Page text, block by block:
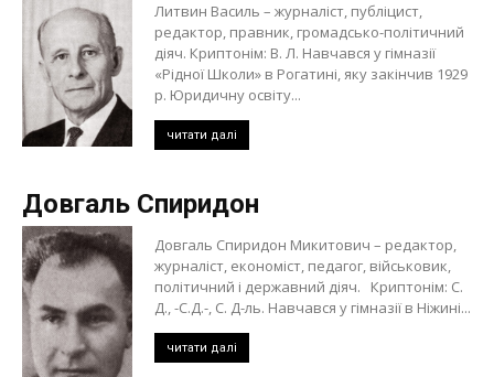
Литвин Василь – журналіст, публіцист,
редактор, правник, громадсько-політичний
діяч. Криптонім: В. Л. Навчався у гімназії
«Рідної Школи» в Рогатині, яку закінчив 1929
р. Юридичну освіту...
читати далі
Довгаль Спиридон
Довгаль Спиридон Микитович – редактор,
журналіст, економіст, педагог, військовик,
політичний і державний діяч. Криптонім: С.
Д., -С.Д.-, С. Д-ль. Навчався у гімназії в Ніжині...
читати далі